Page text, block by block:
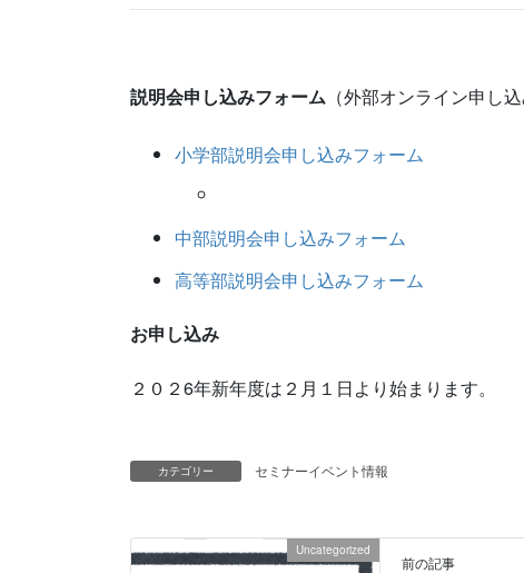
説明会申し込みフォーム （外部オンライン申し
小学部説明会申し込みフォーム
中部説明会申し込みフォーム
高等部説明会申し込みフォーム
お申し込み
２０２6年新年度は２月１日より始まります。
カテゴリー セミナーイベント情報
Uncategorized
前の記事